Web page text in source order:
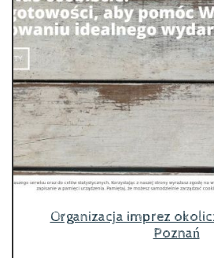
Organizacja imprez
Poznań